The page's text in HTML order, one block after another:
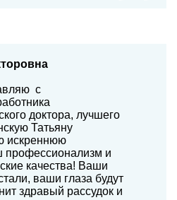
с
доктора, лучшего
Татьяну
искреннюю
профессионализм и
качества! Ваши
ваши глаза будут
здравый рассудок и